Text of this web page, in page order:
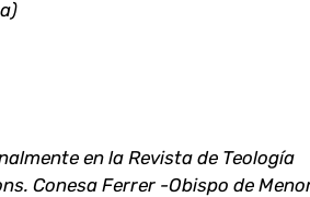
en la Revista de Teología
Conesa Ferrer -Obispo de